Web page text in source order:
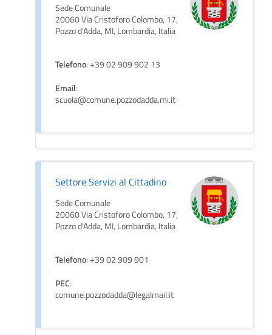
Sede Comunale
20060 Via Cristoforo Colombo, 17,
Pozzo d'Adda, MI, Lombardia, Italia
Telefono: +39 02 909 902 13
Email:
scuola@comune.pozzodadda.mi.it
Settore Servizi al Cittadino
Sede Comunale
20060 Via Cristoforo Colombo, 17,
Pozzo d'Adda, MI, Lombardia, Italia
Telefono: +39 02 909 901
PEC:
comune.pozzodadda@legalmail.it